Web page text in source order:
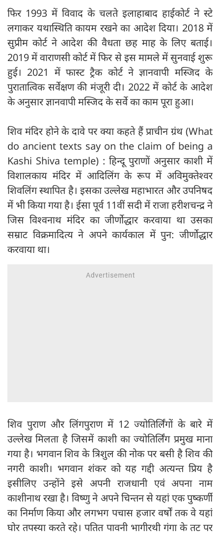
फिर 1993 में विवाद के चलते इलाहाबाद हाईकोर्ट ने स्टे
लगाकर यथास्थिति कायम रखने का आदेश दिया। 2018 में
सुप्रीम कोर्ट ने आदेश की वैधता छह माह के लिए बताई।
2019 में वाराणसी कोर्ट में फिर से इस मामले में सुनवाई शुरू
हुई। 2021 में फास्ट ट्रैक कोर्ट ने ज्ञानवापी मस्जिद के
पुरातात्विक सर्वेक्षण की मंजूरी दी। 2022 में कोर्ट के आदेश
के अनुसार ज्ञानवापी मस्जिद के सर्वे का काम पूरा हुआ।
शिव मंदिर होने के दावे पर क्या कहते हैं प्राचीन ग्रंथ (What
do ancient texts say on the claim of being a
Kashi Shiva temple) : हिन्दू पुराणों अनुसार काशी में
विशालकाय मंदिर में आदिलिंग के रूप में अविमुक्तेश्वर
शिवलिंग स्थापित है। इसका उल्लेख महाभारत और उपनिषद
में भी किया गया है। ईसा पूर्व 11वीं सदी में राजा हरीशचन्द्र ने
जिस विश्वनाथ मंदिर का जीर्णोद्धार करवाया था उसका
सम्राट विक्रमादित्य ने अपने कार्यकाल में पुन: जीर्णोद्धार
करवाया था।
शिव पुराण और लिंगपुराण में 12 ज्योतिर्लिंगों के बारे में
उल्लेख मिलता है जिसमें काशी का ज्योतिर्लिंग प्रमुख माना
गया है। भगवान शिव के त्रिशुल की नोक पर बसी है शिव की
नगरी काशी। भगवान शंकर को यह गद्दी अत्यन्त प्रिय है
इसीलिए उन्होंने इसे अपनी राजधानी एवं अपना नाम
काशीनाथ रखा है। विष्णु ने अपने चिन्तन से यहां एक पुष्कर्णी
का निर्माण किया और लगभग पचास हजार वर्षों तक वे यहां
घोर तपस्या करते रहे। पतित पावनी भागीरथी गंगा के तट पर